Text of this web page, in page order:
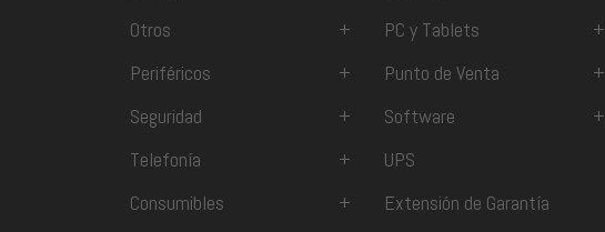
Otros
+ PC y Tablets
+
Periféricos
+ Punto de Venta
+
Seguridad
+ Software
+
Telefonía
+
UPS
Consumibles
+ Extensión de Garantía